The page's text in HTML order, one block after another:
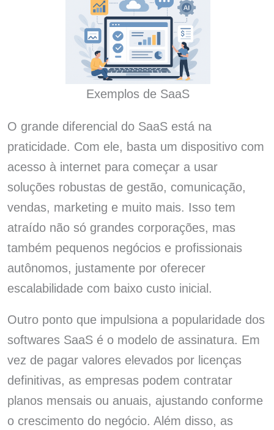
Exemplos de SaaS
O grande diferencial do SaaS está na
praticidade. Com ele, basta um dispositivo com
acesso à internet para começar a usar
soluções robustas de gestão, comunicação,
vendas, marketing e muito mais. Isso tem
atraído não só grandes corporações, mas
também pequenos negócios e profissionais
autônomos, justamente por oferecer
escalabilidade com baixo custo inicial.
Outro ponto que impulsiona a popularidade dos
softwares SaaS é o modelo de assinatura. Em
vez de pagar valores elevados por licenças
definitivas, as empresas podem contratar
planos mensais ou anuais, ajustando conforme
o crescimento do negócio. Além disso, as